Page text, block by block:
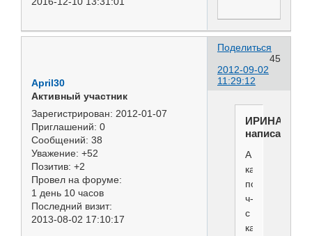
Поделиться
45
2012-09-02
11:29:12
April30
Активный участник
Зарегистрирован: 2012-01-07
Приглашений: 0
Сообщений: 38
Уважение: +52
Позитив: +2
Провел на форуме:
1 день 10 часов
Последний визит:
2013-08-02 17:10:17
ИРИНА
написал(а):
А
каталог
по
ч-
с
какой-